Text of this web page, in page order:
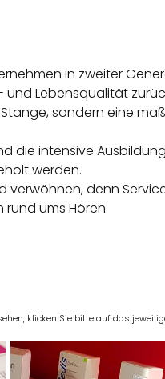
in zweiter
Lebensqualität
sondern eine
die intensive
werden.
verwöhnen, denn
ums Hören.
klicken Sie bitte auf das